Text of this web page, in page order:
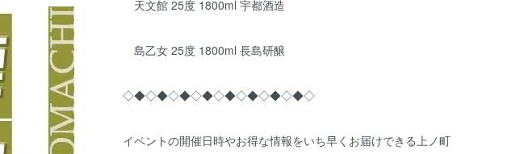
天文館 25度 1800ml 宇都酒造
島乙女 25度 1800ml 長島研醸
◇◆◇◆◇◆◇◆◇◆◇◆◇◆◇◆◇
イベントの開催日時やお得な情報をいち早くお届けできる上ノ町